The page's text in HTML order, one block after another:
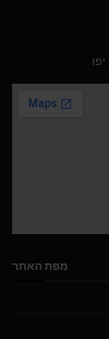
מפת האתר